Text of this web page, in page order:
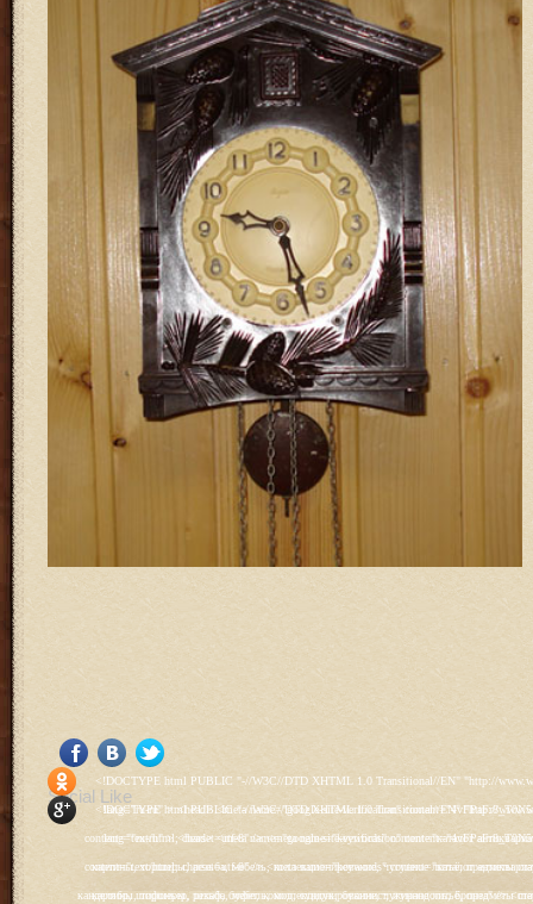
<!DOCTYPE html PUBLIC "-//W3C//DTD XHTML 1.0 Transitional//EN" "http://www.w3.org/TR/xhtml1/DTD/xhtml1-transitional.dtd"> <html xmlns="http://www.w3.org/1999/xhtml" xml:lang="ru-ru" lang="ru-ru" > <head> <meta name="google-site-verification" content="4vFPaFr8_T0N5uYcY4vh3M1DtIkbIJH6yDV7_NDqfJc" /> <base href="http://antik.1kzn.ru/" /> <meta http-equiv="content-type" content="text/html; charset=utf-8" /> <meta name="keywords" content="каталог антиквариат, часы продажа, старинные часы, напольные часы, настенные часы, каминные часы, мебель, старинные люстры, картины, торшеры, резьба, мебель, коллекционирование, чугунное литьё, предметы старины, реставрация, интерьер, модерн, классицизм, кресло, диван, мозаика, гарнитур, дуб, зеркало, светильник, канделябр, шифоньер, шкаф, буфет, комод, сундук, букинист, жирандоль, бронза" /> <meta name="rights" content="Продажа антиквариата http://antik.1kzn.ru" /> <meta name="author" content="Super User" /> <meta name="description" content="Продажа антиквариата, каталог антиквариата." /> <meta name="generator" content="Joomla! - Open Source Content Management" /> <title>Каталог антиквариата - Продажа антиквариата </title> <link rel="stylesheet" href="/plugins/system/rokbox/assets/styles/rokbox.css" type="text/css" /> <link rel="stylesheet" href="/libraries/gantry/css/grid-12.css" type="text/css" /> <link rel="stylesheet" href="/libraries/gantry/css/gantry.css" type="text/css" /> <link rel="stylesheet" href="/libraries/gantry/css/joomla.css" type="text/css" /> <link rel="stylesheet" href="/templates/rt_juxta/css/joomla.css" type="text/css" /> <link rel="stylesheet" href="/templates/rt_juxta/css/style1.css" type="text/css" /> <link rel="stylesheet" href="/templates/rt_juxta/css/demo-styles.css" type="text/css" /> <link rel="stylesheet" href="/templates/rt_juxta/css/template.css" type="text/css" /> <link rel="stylesheet" href="/templates/rt_juxta/css/template-firefox.css" type="text/css" /> <link rel="stylesheet" href="/templates/rt_juxta/css/typography.css" type="text/css" /> <link rel="stylesheet" href="/templates/rt_juxta/css/backgrounds.css" type="text/css" /> <link rel="stylesheet" href="/templates/rt_juxta/css/fusionmenu.css" type="text/css" /> <link rel="stylesheet" href="/modules/mod_roknewspager/themes/light/roknewspager.css" type="text/css" /> <style type="text/css"> #rt-main-surround ul.menu li.active > a, #rt-main-surround ul.menu li.active > .separator, #rt-main-surround ul.menu li.active > .item, #rt-main-surround .square4 ul.menu li:hover > a, #rt-main-surround .square4 ul.menu li:hover > .item, #rt-main-surround .square4 ul.menu li:hover > .separator, .roktabs-links ul li.active span, .menutop li:hover > .item, .menutop li.f-menuparent-itemfocus .item, .menutop li.active > .item {color:#660000;} a, .button, #rt-main-surround ul.menu a:hover, #rt-main-surround ul.menu .separator:hover, #rt-main-surround ul.menu .item:hover, .title1 .module-title .title, #rt-main .item_add:link, #rt-main .item_add:visited, #rt-main .simpleCart_empty:link, #rt-main .simpleCart_empty:visited, #rt-main .simpleCart_checkout:link, #rt-main .simpleCart_checkout:visited {color:#660000;} body #rt-logo {width:400px;height:200px;} </style> <script src="/media/system/js/mootools-core.js" type="text/javascript"></script> <script src="/media/system/js/core.js" type="text/javascript"></script> <script src="/media/
<!DOCTYPE html PUBLIC "-//W3C//DTD XHTML 1.0 Transitional//EN" "http://www.w3.org/TR/xhtml1/DTD/xhtml1-transitional.dtd"> <html xmlns="http://www.w3.org/1999/xhtml" xml:lang="ru-ru" lang="ru-ru" > <head> <meta name="google-site-verification" content="4vFPaFr8_T0N5uYcY4vh3M1DtIkbIJH6yDV7_NDqfJc" /> <base href="http://antik.1kzn.ru/" /> <meta http-equiv="content-type" content="text/html; charset=utf-8" /> <meta name="keywords" content="каталог антиквариат, часы продажа, старинные часы, напольные часы, настенные часы, каминные часы, мебель, старинные люстры, картины, торшеры, резьба, мебель, коллекционирование, чугунное литьё, предметы старины, реставрация, интерьер, модерн, классицизм, кресло, диван, мозаика, гарнитур, дуб, зеркало, светильник, канделябр, шифоньер, шкаф, буфет, комод, сундук, букинист, жирандоль, бронза" /> <meta name="rights" content="Продажа антиквариата http://antik.1kzn.ru" /> <meta name="author" content="Super User" /> <meta name="description" content="Продажа антиквариата, каталог антиквариата." /> <meta name="generator" content="Joomla! - Open Source Content Management" /> <title>Каталог антиквариата - Продажа антиквариата </title> <link rel="stylesheet" href="/plugins/system/rokbox/assets/styles/rokbox.css" type="text/css" /> <link rel="stylesheet" href="/libraries/gantry/css/grid-12.css" type="text/css" /> <link rel="stylesheet" href="/libraries/gantry/css/gantry.css" type="text/css" /> <link rel="stylesheet" href="/libraries/gantry/css/joomla.css" type="text/css" /> <link rel="stylesheet" href="/templates/rt_juxta/css/joomla.css" type="text/css" /> <link rel="stylesheet" href="/templates/rt_juxta/css/style1.css" type="text/css" /> <link rel="stylesheet" href="/templates/rt_juxta/css/demo-styles.css" type="text/css" /> <link rel="stylesheet" href="/templates/rt_juxta/css/template.css" type="text/css" /> <link rel="stylesheet" href="/templates/rt_juxta/css/template-firefox.css" type="text/css" /> <link rel="stylesheet" href="/templates/rt_juxta/css/typography.css" type="text/css" /> <link rel="stylesheet" href="/templates/rt_juxta/css/backgrounds.css" type="text/css" /> <link rel="stylesheet" href="/templates/rt_juxta/css/fusionmenu.css" type="text/css" /> <link rel="stylesheet" href="/modules/mod_roknewspager/themes/light/roknewspager.css" type="text/css" /> <style type="text/css"> #rt-main-surround ul.menu li.active > a, #rt-main-surround ul.menu li.active > .separator, #rt-main-surround ul.menu li.active > .item, #rt-main-surround .square4 ul.menu li:hover > a, #rt-main-surround .square4 ul.menu li:hover > .item, #rt-main-surround .square4 ul.menu li:hover > .separator, .roktabs-links ul li.active span, .menutop li:hover > .item, .menutop li.f-menuparent-itemfocus .item, .menutop li.active > .item {color:#660000;} a, .button, #rt-main-surround ul.menu a:hover, #rt-main-surround ul.menu .separator:hover, #rt-main-surround ul.menu .item:hover, .title1 .module-title .title, #rt-main .item_add:link, #rt-main .item_add:visited, #rt-main .simpleCart_empty:link, #rt-main .simpleCart_empty:visited, #rt-main .simpleCart_checkout:link, #rt-main .simpleCart_checkout:visited {color:#660000;} body #rt-logo {width:400px;height:200px;} </style> <script src="/media/system/js/mootools-core.js" type="text/javascript"></script> <script src="/media/system/js/core.js" type="text/javascript"></script> <script src="/media/
Social Like